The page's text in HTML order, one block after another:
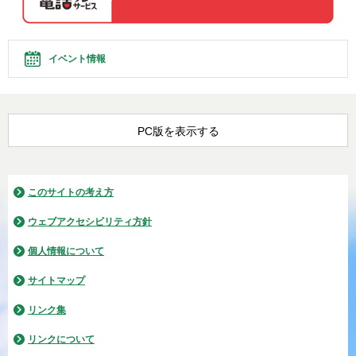
イベント情報
PC版を表示する
このサイトの考え方
ウェブアクセシビリティ方針
個人情報について
サイトマップ
リンク集
リンクについて